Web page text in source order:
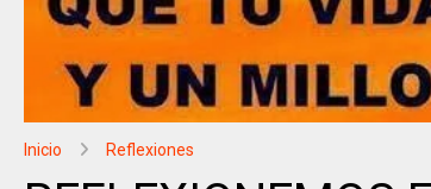
Inicio Reflexiones